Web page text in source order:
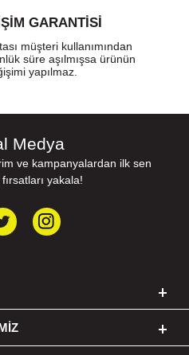
GARANTİSİ
müşteri kullanımından
süre aşılmışsa ürünün
yapılmaz.
Medya
ve kampanyalardan ilk sen
yakala!